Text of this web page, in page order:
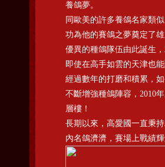
養鴿夢。
同歐美的許多養鴿名家類
功為他的賽鴿之夢奠定了
優異的種鴿隊伍由此誕生
即使在高手如雲的天津也
經過數年的打磨和積累，
不斷增強種鴿陣容，2010
層樓！
長期以來，高愛國一直秉
內名鴿濟濟，賽場上戰績輝